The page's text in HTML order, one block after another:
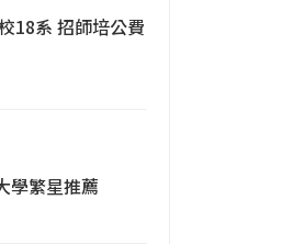
18系 招師培公費
學繁星推薦